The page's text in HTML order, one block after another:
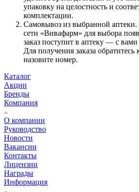
упаковку на целостность и
комплектации.
Самовывоз из выбранной аптеки.
сети «Вивафарм» для выбора
заказ поступит в аптеку — с
Для получения заказа обратитесь
назовите номер.
Каталог
Акции
Бренды
Компания
О компании
Руководство
Новости
Вакансии
Контакты
Лицензии
Награды
Информация